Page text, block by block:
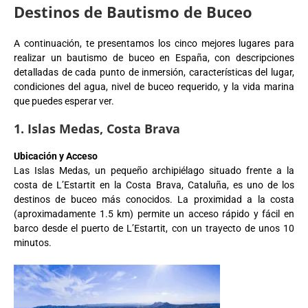
Destinos de Bautismo de Buceo
A continuación, te presentamos los cinco mejores lugares para
realizar un bautismo de buceo en España, con descripciones
detalladas de cada punto de inmersión, características del lugar,
condiciones del agua, nivel de buceo requerido, y la vida marina
que puedes esperar ver.
1. Islas Medas, Costa Brava
Ubicación y Acceso
Las Islas Medas, un pequeño archipiélago situado frente a la
costa de L’Estartit en la Costa Brava, Cataluña, es uno de los
destinos de buceo más conocidos. La proximidad a la costa
(aproximadamente 1.5 km) permite un acceso rápido y fácil en
barco desde el puerto de L’Estartit, con un trayecto de unos 10
minutos.